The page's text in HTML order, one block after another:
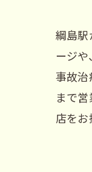
綱島
ージ
事故治
まで
店をお